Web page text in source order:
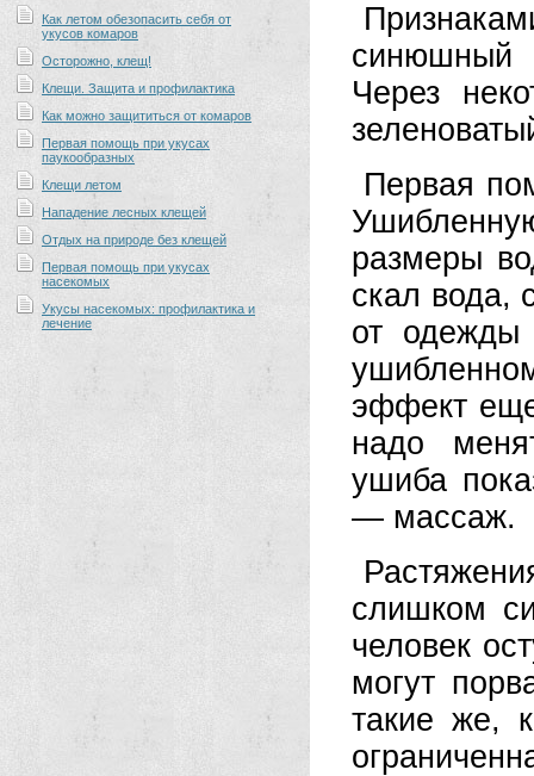
Как летом обезопасить себя от
укусов комаров
Осторожно, клещ!
Клещи. Защита и профилактика
Как можно защититься от комаров
Первая помощь при укусах
паукообразных
Клещи летом
Нападение лесных клещей
Отдых на природе без клещей
Первая помощь при укусах
насекомых
Укусы насекомых: профилактика и
лечение
синюшный
Через
Первая
размеры
скал вода,
от одежды
эффект
надо
ушиба
— массаж.
слишком
человек
могут
такие же,